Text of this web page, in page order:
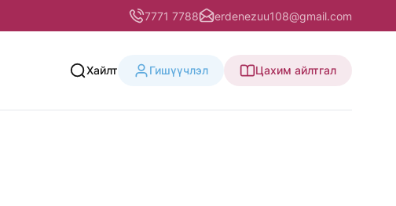
7771 7788 erdenezuu108@gmail.com
Хайлт Гишүүчлэл Цахим айлтгал